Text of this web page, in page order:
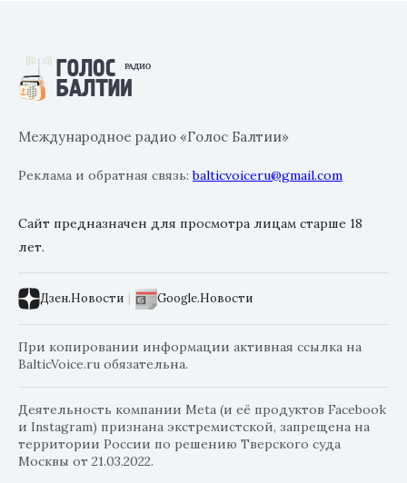
Международное радио «Голос Балтии»
Реклама и обратная связь:balticvoiceru@gmail.com
Сайт предназначен для просмотра лицам старше 18
лет.
Дзен.Новости | Google.Новости
При копировании информации активная ссылка на
BalticVoice.ru обязательна.
Деятельность компании Meta (и её продуктов Facebook
и Instagram) признана экстремистской, запрещена на
территории России по решению Тверского суда
Москвы от 21.03.2022.